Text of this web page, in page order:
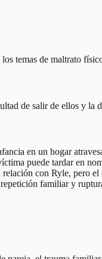
temas de maltrato
de salir de ellos y la
en un hogar
puede tardar en
con Ryle, pero
familiar y